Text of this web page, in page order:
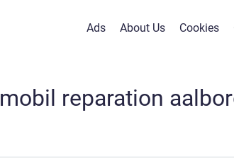
Ads About Us Cookies
mobil reparation